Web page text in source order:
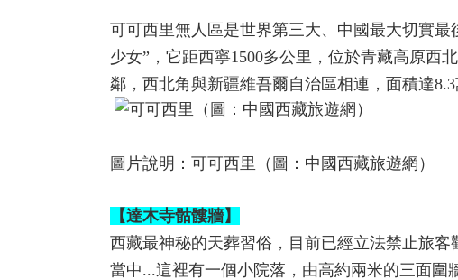
可可西里無人區是世界第三大、中國最大切實
少女”，它距西寧1500多公里，位於青藏高原西
鄰，西北角與新疆維吾爾自治區相連，面積達
圖片說明：可可西里（圖：中國西藏旅遊網）
【達木寺骷髏牆】
西藏最神秘的天葬習俗，目前已經立法禁止旅
當中...這裡有一個小院落，由高約兩米的三面